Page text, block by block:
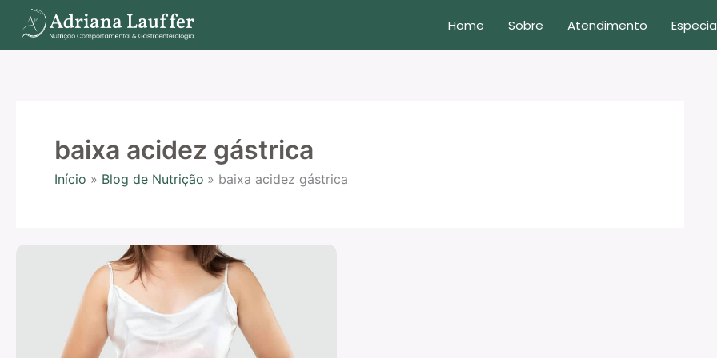
para
o
Home Sobre Atendimento
baixa acidez gástrica
Início Blog de Nutrição baixa acidez gástrica